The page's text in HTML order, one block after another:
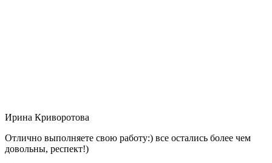
Ирина Криворотова
Отлично выполняете свою работу:) все остались более чем
довольны, респект!)